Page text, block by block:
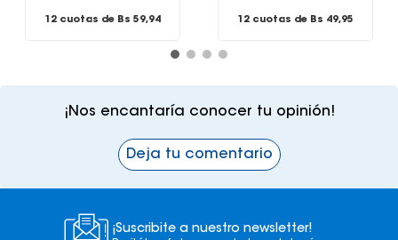
12 cuotas de Bs 59,94 12 cuotas de Bs 49,95
¡Nos encantaría conocer tu opinión!
Deja tu comentario
¡Suscribite a nuestro newsletter!